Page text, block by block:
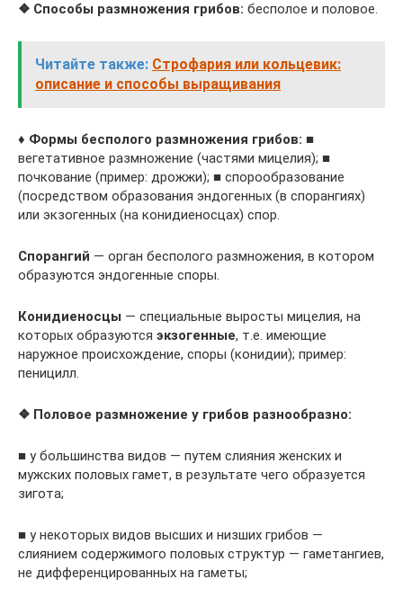
❖ Способы размножения грибов: бесполое и половое.
Читайте также: Строфария или кольцевик:
описание и способы выращивания
♦ Формы бесполого размножения грибов: ■
вегетативное размножение (частями мицелия); ■
почкование (пример: дрожжи); ■ спорообразование
(посредством образования эндогенных (в спорангиях)
или экзогенных (на конидиеносцах) спор.
Спорангий — орган бесполого размножения, в котором
образуются эндогенные споры.
Конидиеносцы — специальные выросты мицелия, на
которых образуются экзогенные, т.е. имеющие
наружное происхождение, споры (конидии); пример:
пеницилл.
❖ Половое размножение у грибов разнообразно:
■ у большинства видов — путем слияния женских и
мужских половых гамет, в результате чего образуется
зигота;
■ у некоторых видов высших и низших грибов —
слиянием содержимого половых структур — гаметангиев,
не дифференцированных на гаметы;